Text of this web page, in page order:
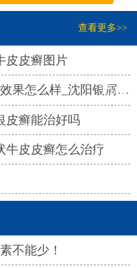
查看更多>>
皮皮癣图片
样_沈阳银屑病医院哪家好
热点
皮癣能治好吗
牛皮皮癣怎么治疗热点
不能少！